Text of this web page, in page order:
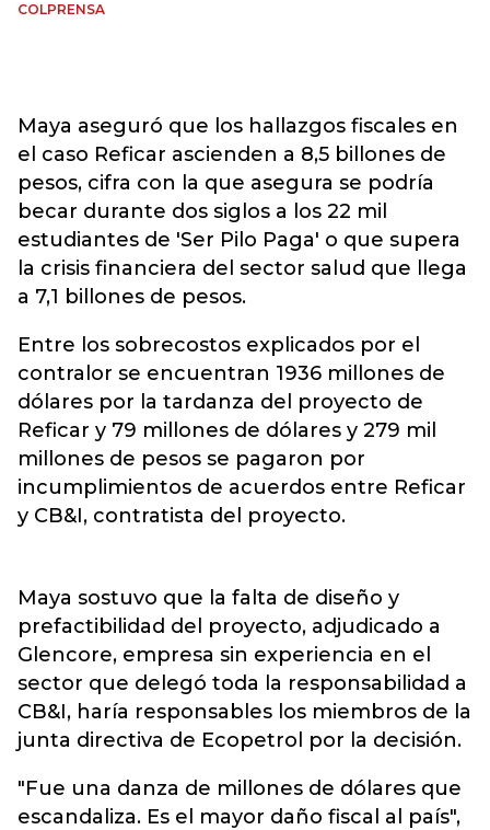
COLPRENSA
Maya aseguró que los hallazgos fiscales en
el caso Reficar ascienden a 8,5 billones de
pesos, cifra con la que asegura se podría
becar durante dos siglos a los 22 mil
estudiantes de 'Ser Pilo Paga' o que supera
la crisis financiera del sector salud que llega
a 7,1 billones de pesos.
Entre los sobrecostos explicados por el
contralor se encuentran 1936 millones de
dólares por la tardanza del proyecto de
Reficar y 79 millones de dólares y 279 mil
millones de pesos se pagaron por
incumplimientos de acuerdos entre Reficar
y CB&I, contratista del proyecto.
Maya sostuvo que la falta de diseño y
prefactibilidad del proyecto, adjudicado a
Glencore, empresa sin experiencia en el
sector que delegó toda la responsabilidad a
CB&I, haría responsables los miembros de la
junta directiva de Ecopetrol por la decisión.
"Fue una danza de millones de dólares que
escandaliza. Es el mayor daño fiscal al país",